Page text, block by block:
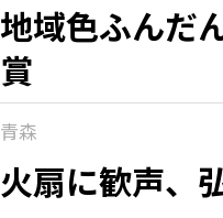
地域色ふんだ
賞
青森
火扇に歓声、